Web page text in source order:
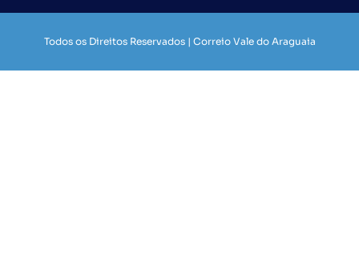
Todos os Direitos Reservados | Correio Vale do Araguaia